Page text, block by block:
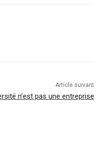
Article suivant
n’est pas une entreprise